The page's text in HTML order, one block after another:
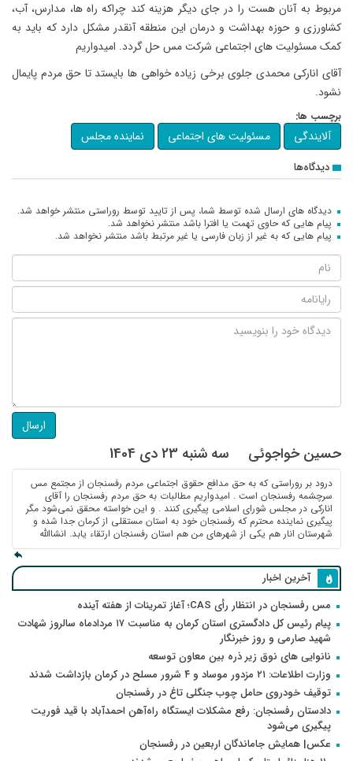
مربوط به آنان هست را در جای دیگر هزینه کند چراکه راه ها، مدارس، آب،
کشاورزی و حوزه بهداشت و درمان این منطقه آنقدر مشکل دارد که باید به
کمک مسئولیت های اجتماعی شرکت مس حل گردد. امیدواریم
آقای انارکی محمدی جلوی برخی زیاده خواهی ها بایستد تا حق مردم پایمال
نشود.
برچسب ها:
آلایندگی مسئولیت های اجتماعی نماینده مجلس
دیدگاه‌ها
دیدگاه های ارسال شده توسط شما، پس از تایید توسط روراستی منتشر خواهد شد.
پیام هایی که حاوی تهمت یا افترا باشد منتشر نخواهد شد.
پیام هایی که به غیر از زبان فارسی یا غیر مرتبط باشد منتشر نخواهد شد.
ارسال
حسین خواجوئی سه شنبه 23 دی 1404
درود بر روراستی که به حق مدافع حقوق اجتماعی مردم رفسنجان از مجتمع مس
سرچشمه رفسنجان است . امیدواریم مطالبات به حق مردم رفسنجان را آقای
انارکی در مجلس شورای اسلامی پیگیری کنند . و این خواسته محقق نمی‌شود مگر
پیگیری نماینده محترم که رفسنجان خود به استان مستقلی از کرمان جدا شده و
شهرستان انار هم یکی از شهرهای من هم استان رفسنجان ارتقاء یابد. انشاالله
آخرین اخبار
مس رفسنجان در انتظار رأی CAS؛ آغاز تمرینات از هفته آینده
پیام رئیس کل دادگستری استان کرمان به مناسبت ۱۷ مردادماه سالروز شهادت
شهید صارمی و روز خبرنگار
نانوایی های نوق زیر ذره بین معاون توسعه
وزارت اطلاعات: ۲۱ مزدور موساد و ۴ شرور مسلح در کرمان بازداشت شدند
توقیف خودروی حامل چوب جنگلی تاغ در رفسنجان
دادستان رفسنجان: رفع مشکلات ایستگاه راه‌آهن احمدآباد با قید فوریت
پیگیری می‌شود
عکس| همایش جاماندگان اربعین در رفسنجان